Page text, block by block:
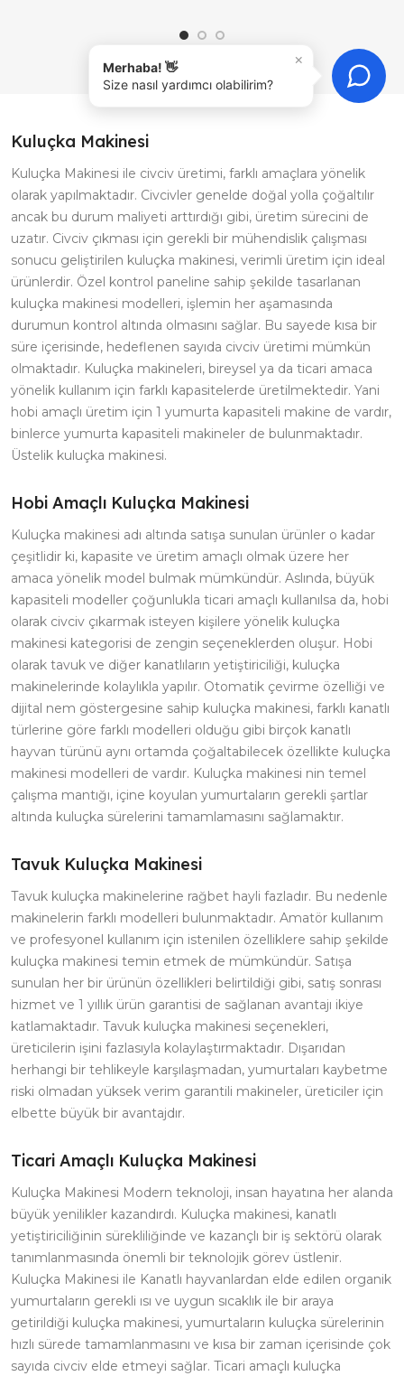
Kuluçka Makinesi
Kuluçka Makinesi ile civciv üretimi, farklı amaçlara yönelik
olarak yapılmaktadır. Civcivler genelde doğal yolla çoğaltılır
ancak bu durum maliyeti arttırdığı gibi, üretim sürecini de
uzatır. Civciv çıkması için gerekli bir mühendislik çalışması
sonucu geliştirilen kuluçka makinesi, verimli üretim için ideal
ürünlerdir. Özel kontrol paneline sahip şekilde tasarlanan
kuluçka makinesi modelleri, işlemin her aşamasında
durumun kontrol altında olmasını sağlar. Bu sayede kısa bir
süre içerisinde, hedeflenen sayıda civciv üretimi mümkün
olmaktadır. Kuluçka makineleri, bireysel ya da ticari amaca
yönelik kullanım için farklı kapasitelerde üretilmektedir. Yani
hobi amaçlı üretim için 1 yumurta kapasiteli makine de vardır,
binlerce yumurta kapasiteli makineler de bulunmaktadır.
Üstelik kuluçka makinesi.
Hobi Amaçlı Kuluçka Makinesi
Kuluçka makinesi adı altında satışa sunulan ürünler o kadar
çeşitlidir ki, kapasite ve üretim amaçlı olmak üzere her
amaca yönelik model bulmak mümkündür. Aslında, büyük
kapasiteli modeller çoğunlukla ticari amaçlı kullanılsa da, hobi
olarak civciv çıkarmak isteyen kişilere yönelik kuluçka
makinesi kategorisi de zengin seçeneklerden oluşur. Hobi
olarak tavuk ve diğer kanatlıların yetiştiriciliği, kuluçka
makinelerinde kolaylıkla yapılır. Otomatik çevirme özelliği ve
dijital nem göstergesine sahip kuluçka makinesi, farklı kanatlı
türlerine göre farklı modelleri olduğu gibi birçok kanatlı
hayvan türünü aynı ortamda çoğaltabilecek özellikte kuluçka
makinesi modelleri de vardır. Kuluçka makinesi nin temel
çalışma mantığı, içine koyulan yumurtaların gerekli şartlar
altında kuluçka sürelerini tamamlamasını sağlamaktır.
Tavuk Kuluçka Makinesi
Tavuk kuluçka makinelerine rağbet hayli fazladır. Bu nedenle
makinelerin farklı modelleri bulunmaktadır. Amatör kullanım
ve profesyonel kullanım için istenilen özelliklere sahip şekilde
kuluçka makinesi temin etmek de mümkündür. Satışa
sunulan her bir ürünün özellikleri belirtildiği gibi, satış sonrası
hizmet ve 1 yıllık ürün garantisi de sağlanan avantajı ikiye
katlamaktadır. Tavuk kuluçka makinesi seçenekleri,
üreticilerin işini fazlasıyla kolaylaştırmaktadır. Dışarıdan
herhangi bir tehlikeyle karşılaşmadan, yumurtaları kaybetme
riski olmadan yüksek verim garantili makineler, üreticiler için
elbette büyük bir avantajdır.
Ticari Amaçlı Kuluçka Makinesi
Kuluçka Makinesi Modern teknoloji, insan hayatına her alanda
büyük yenilikler kazandırdı. Kuluçka makinesi, kanatlı
yetiştiriciliğinin sürekliliğinde ve kazançlı bir iş sektörü olarak
tanımlanmasında önemli bir teknolojik görev üstlenir.
Kuluçka Makinesi ile Kanatlı hayvanlardan elde edilen organik
yumurtaların gerekli ısı ve uygun sıcaklık ile bir araya
getirildiği kuluçka makinesi, yumurtaların kuluçka sürelerinin
hızlı sürede tamamlanmasını ve kısa bir zaman içerisinde çok
sayıda civciv elde etmeyi sağlar. Ticari amaçlı kuluçka
×
Merhaba! 👋
Size nasıl yardımcı olabilirim?